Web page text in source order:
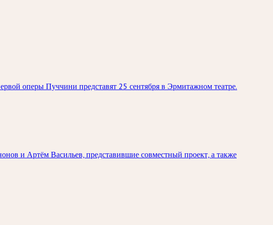
оперы Пуччини представят 25 сентября в Эрмитажном театре.
и Артём Васильев, представившие совместный проект, а также